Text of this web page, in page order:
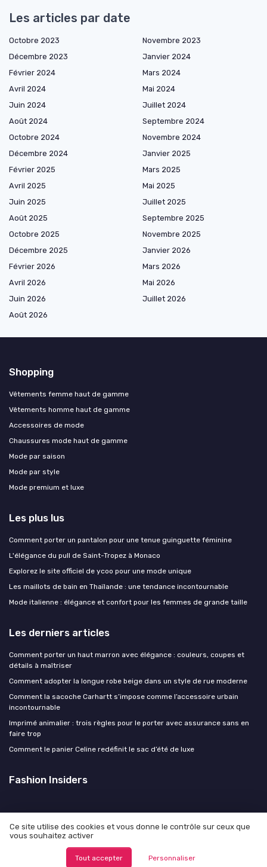
Les articles par date
Octobre 2023
Novembre 2023
Décembre 2023
Janvier 2024
Février 2024
Mars 2024
Avril 2024
Mai 2024
Juin 2024
Juillet 2024
Août 2024
Septembre 2024
Octobre 2024
Novembre 2024
Décembre 2024
Janvier 2025
Février 2025
Mars 2025
Avril 2025
Mai 2025
Juin 2025
Juillet 2025
Août 2025
Septembre 2025
Octobre 2025
Novembre 2025
Décembre 2025
Janvier 2026
Février 2026
Mars 2026
Avril 2026
Mai 2026
Juin 2026
Juillet 2026
Août 2026
Shopping
Vêtements femme haut de gamme
Vêtements homme haut de gamme
Accessoires de mode
Chaussures mode haut de gamme
Mode par saison
Mode par style
Mode premium et luxe
Les plus lus
Comment porter un pantalon pour une tenue guinguette féminine
L'élégance du pull de Saint-Tropez à Monaco
Explorez le site officiel de ycoo pour une mode unique
Les maillots de bain en Thaïlande : une tendance incontournable
Mode italienne : élégance et confort pour les femmes de grande taille
Les derniers articles
Comment porter un haut marron avec élégance : couleurs, coupes et
détails à maîtriser
Comment adopter la longue robe beige dans un style de rue moderne
Comment la sacoche Carhartt s’impose comme l’accessoire urbain
incontournable
Imprimé animalier : trois règles pour le porter avec assurance sans en
faire trop
Comment le panier Celine redéfinit le sac d’été de luxe
Fashion Insiders
Mentions légales
© Fashion Insiders 2026
Ce site utilise des cookies et vous donne le contrôle sur ceux que
vous souhaitez activer
Tout accepter Personnaliser